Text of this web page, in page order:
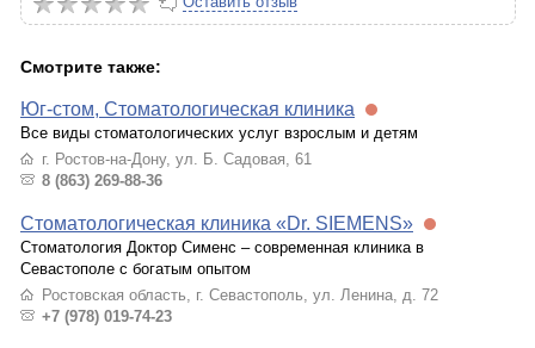
Смотрите также:
Юг-стом, Стоматологическая клиника
Все виды стоматологических услуг взрослым и детям
г. Ростов-на-Дону, ул. Б. Садовая, 61
8 (863) 269-88-36
Стоматологическая клиника «Dr. SIEMENS»
Стоматология Доктор Сименс – современная клиника в
Севастополе с богатым опытом
Ростовская область, г. Севастополь, ул. Ленина, д. 72
+7 (978) 019-74-23